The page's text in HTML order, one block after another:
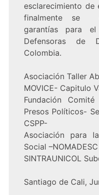
esclarecimiento
finalmente se
garantías para
Defensoras de
Colombia.
Asociación Taller
MOVICE- Capitulo
Fundación
Presos Políticos-
CSPP-
Asociación para
Social –NOMADESC
SINTRAUNICOL
Santiago de Cali,